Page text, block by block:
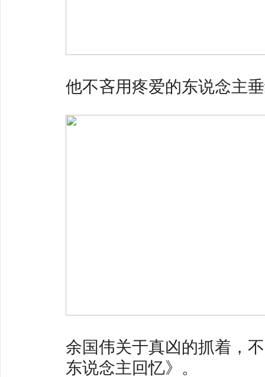
他不吝用疼爱的东说念主
余国伟关于真凶的抓着，
东说念主回忆》。